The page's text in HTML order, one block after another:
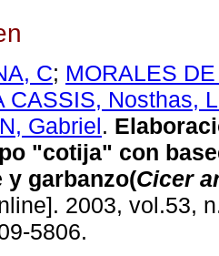
C; MORALES
CASSIS, Nosthas,
Gabriel.
"cotija" con
y garbanzo(Cicer
2003, vol.53,
5806.